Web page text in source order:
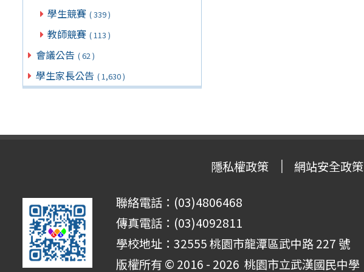
學生競賽 ( 339 )
教師競賽 ( 113 )
會議公告 ( 62 )
學生家長公告 ( 1,630 )
隱私權政策 網站安全政策
聯絡電話：(03)4806468
傳真電話：(03)4092811
學校地址：32555 桃園市龍潭區武中路 227 號
版權所有 © 2016 - 2026 桃園市立武漢國民中學